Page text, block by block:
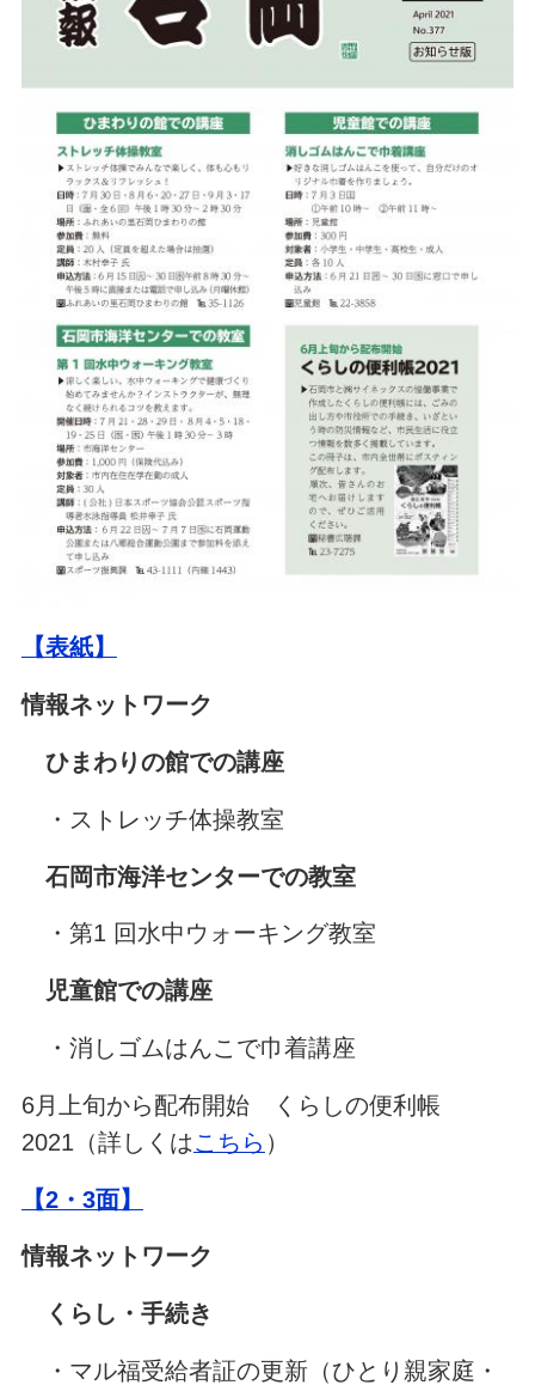
【表紙】
情報ネットワーク
ひまわりの館での講座
・ストレッチ体操教室
石岡市海洋センターでの教室
・第1 回水中ウォーキング教室
児童館での講座
・消しゴムはんこで巾着講座
6月上旬から配布開始 くらしの便利帳
2021（詳しくはこちら ）
【2・3面】
情報ネットワーク
くらし・手続き
・マル福受給者証の更新（ひとり親家庭・